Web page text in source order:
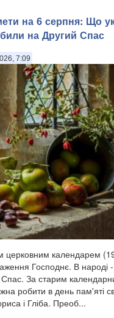
на 6 серпня: Що
на Другий Спас
7:09
церковним календарем
Господнє. В народі
За старим
робити в день пам'яті
і Гліба. Преоб...